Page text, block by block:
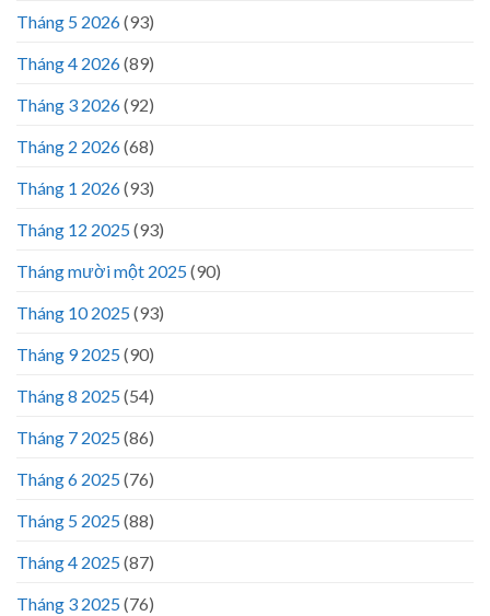
Tháng 5 2026(93)
Tháng 4 2026(89)
Tháng 3 2026(92)
Tháng 2 2026(68)
Tháng 1 2026(93)
Tháng 12 2025(93)
Tháng mười một 2025(90)
Tháng 10 2025(93)
Tháng 9 2025(90)
Tháng 8 2025(54)
Tháng 7 2025(86)
Tháng 6 2025(76)
Tháng 5 2025(88)
Tháng 4 2025(87)
Tháng 3 2025(76)